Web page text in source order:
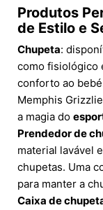
Produtos
de Estilo e
Chupeta:
como fisiológico
conforto ao
Memphis
a magia do
Prendedor de
material lavável
chupetas. Uma
para manter a
Caixa de